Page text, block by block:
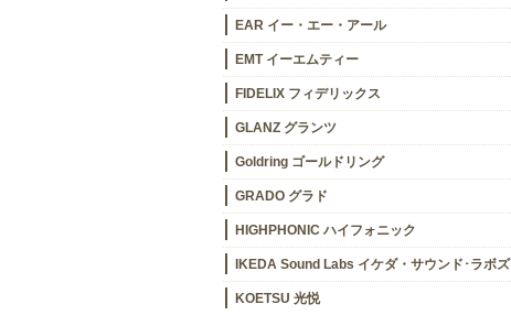
EAR イー・エー・アール
EMT イーエムティー
FIDELIX フィデリックス
GLANZ グランツ
Goldring ゴールドリング
GRADO グラド
HIGHPHONIC ハイフォニック
IKEDA Sound Labs イケダ・サウンド･ラボズ
KOETSU 光悦